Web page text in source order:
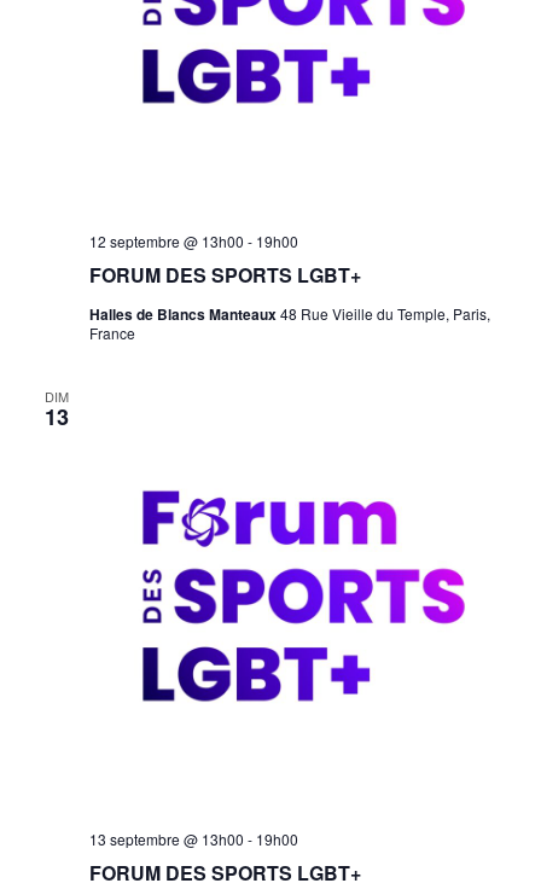
FORUM DES SPORTS LGBT+
12 septembre @ 13h00 - 19h00
Sports
Halles de Blancs Manteaux48 Rue Vieille du Temple, Paris,
France
DIM
13
FORUM DES SPORTS LGBT+
13 septembre @ 13h00 - 19h00
Sports